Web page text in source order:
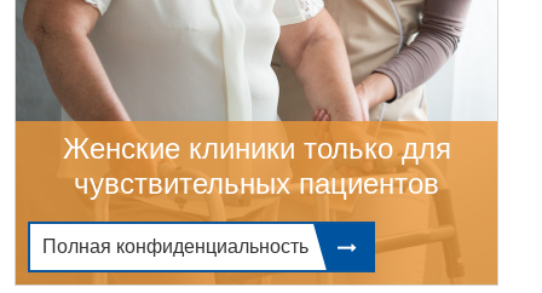
Женские клиники только для
чувствительных пациентов
Полная конфиденциальность